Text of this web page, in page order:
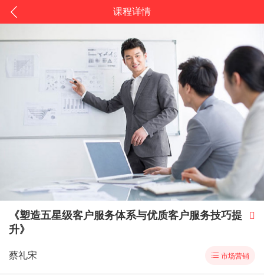
课程详情
《塑造五星级客户服务体系与优质客户服务技巧提
升》

蔡礼宋  市场营销